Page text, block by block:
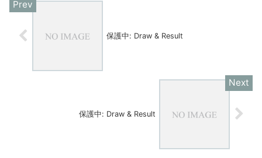
保護中: Draw & Result
保護中: Draw & Result